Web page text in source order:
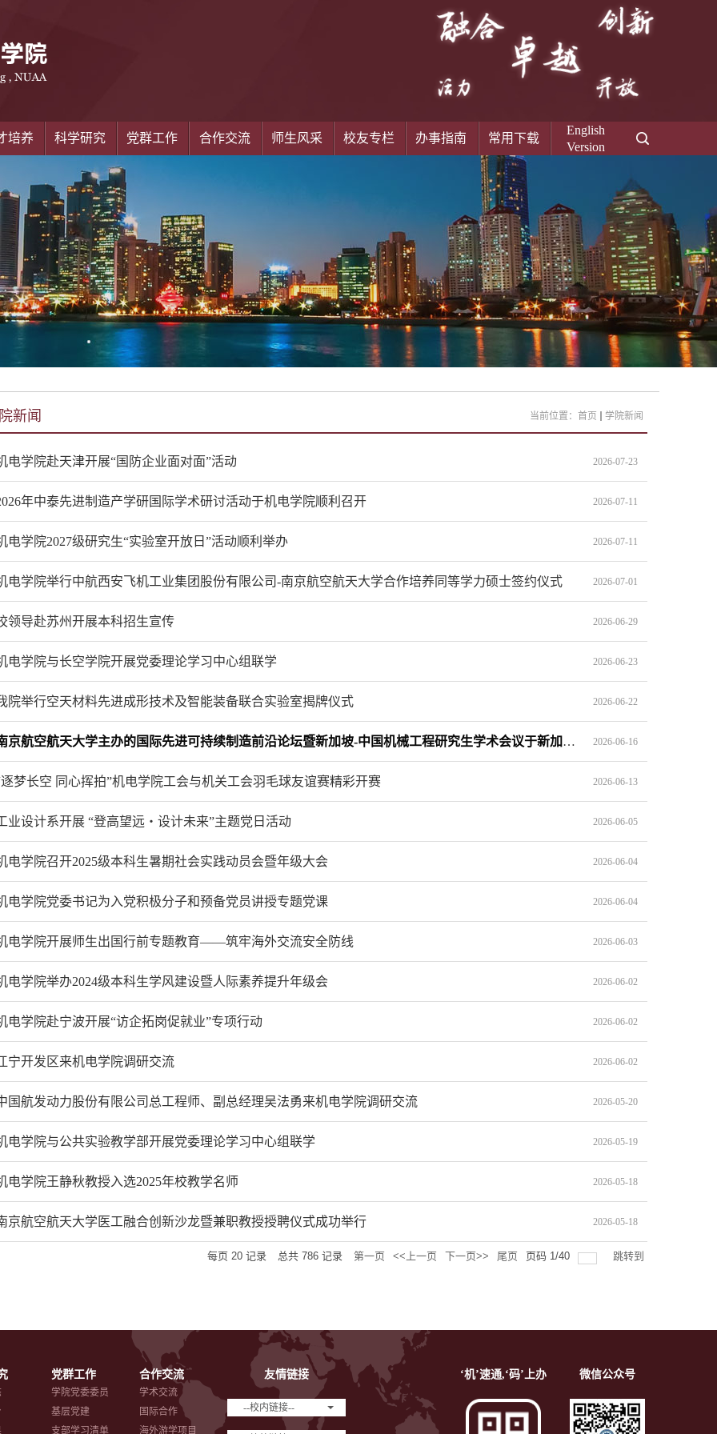
培养 科学研究 党群工作 合作交流 师生风采 校友专栏 办事指南 常用下载
English
Version
新闻 当前位置： 首页 学院新闻
电学院赴天津开展“国防企业面对面”活动 2026-07-23
年中泰先进制造产学研国际学术研讨活动于机电学院顺利召开 2026-07-11
电学院2027级研究生“实验室开放日”活动顺利举办 2026-07-11
电学院举行中航西安飞机工业集团股份有限公司-南京航空航天大学合作培养同等学力硕士签约仪式 2026-07-01
领导赴苏州开展本科招生宣传 2026-06-29
电学院与长空学院开展党委理论学习中心组联学 2026-06-23
院举行空天材料先进成形技术及智能装备联合实验室揭牌仪式 2026-06-22
南京航空航天大学主办的国际先进可持续制造前沿论坛暨新加坡-中国机械工程研究生学术会议于新加坡顺利召开 2026-06-16
逐梦长空 同心挥拍”机电学院工会与机关工会羽毛球友谊赛精彩开赛 2026-06-13
业设计系开展 “登高望远・设计未来”主题党日活动 2026-06-05
电学院召开2025级本科生暑期社会实践动员会暨年级大会 2026-06-04
电学院党委书记为入党积极分子和预备党员讲授专题党课 2026-06-04
电学院开展师生出国行前专题教育——筑牢海外交流安全防线 2026-06-03
电学院举办2024级本科生学风建设暨人际素养提升年级会 2026-06-02
电学院赴宁波开展“访企拓岗促就业”专项行动 2026-06-02
宁开发区来机电学院调研交流 2026-06-02
国航发动力股份有限公司总工程师、副总经理吴法勇来机电学院调研交流 2026-05-20
电学院与公共实验教学部开展党委理论学习中心组联学 2026-05-19
电学院王静秋教授入选2025年校教学名师 2026-05-18
京航空航天大学医工融合创新沙龙暨兼职教授授聘仪式成功举行 2026-05-18
每页 20 记录 总共 786 记录 第一页 <<上一页 下一页>> 尾页 页码 1/40 跳转到
党群工作
学院党委委员
基层党建
支部学习清单
合作交流
学术交流
国际合作
海外游学项目
友情链接
--校内链接--
微信公众号
‘机’速通,‘码’上办